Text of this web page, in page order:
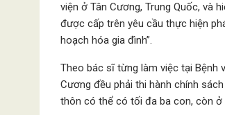
viện ở Tân Cương, Trung Quốc, và
được cấp trên yêu cầu thực hiện
hoạch hóa gia đình”.
Theo bác sĩ từng làm việc tại Bệnh
Cương đều phải thi hành chính
thôn có thể có tối đa ba con, còn ở